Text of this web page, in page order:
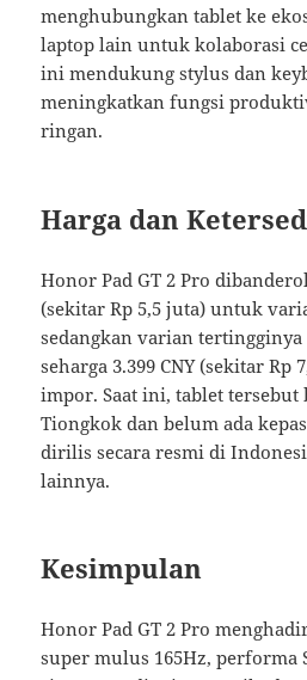
menghubungkan tablet ke
laptop lain untuk kolaborasi
ini mendukung stylus dan
meningkatkan fungsi
ringan.
Harga dan
Honor Pad GT 2 Pro
(sekitar Rp 5,5 juta) untuk
sedangkan varian tertingginya
seharga 3.399 CNY (sekitar Rp
impor. Saat ini, tablet tersebut
Tiongkok dan belum ada
dirilis secara resmi di
lainnya.
Kesimpulan
Honor Pad GT 2 Pro
super mulus 165Hz, performa